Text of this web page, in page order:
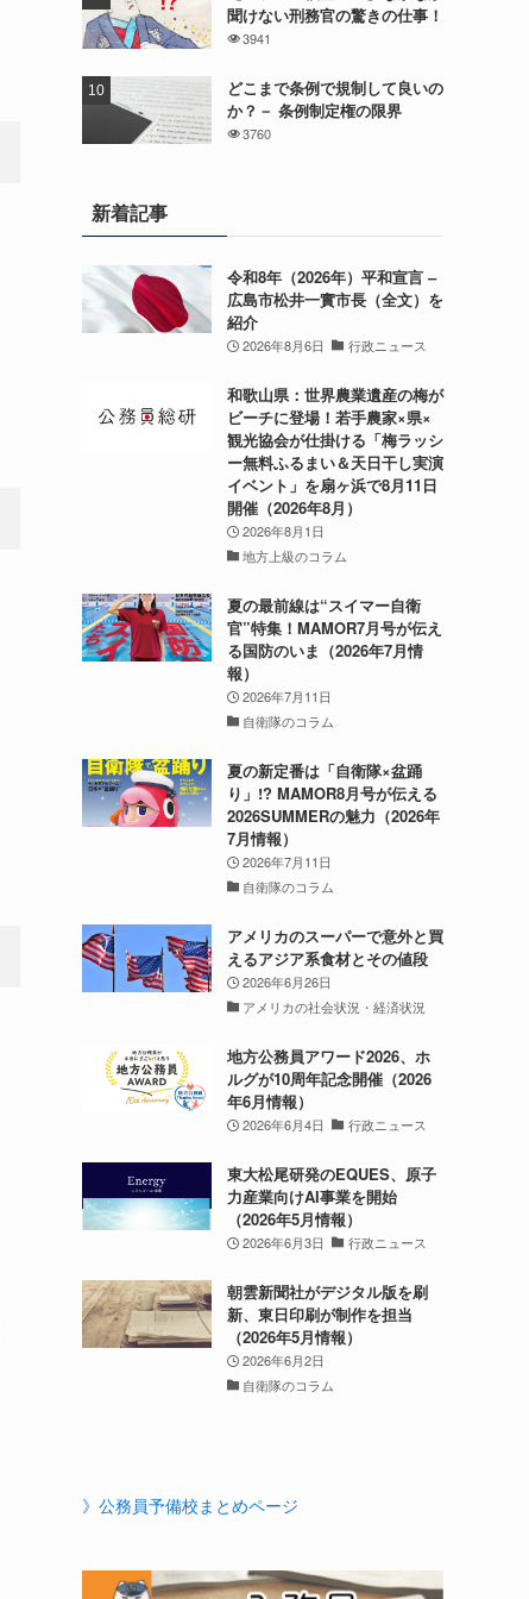
聞けない刑務官の驚きの仕事！
3941
どこまで条例で規制して良いの
か？－ 条例制定権の限界
3760
新着記事
令和8年（2026年）平和宣言 –
広島市松井一實市長（全文）を
紹介
2026年8月6日 行政ニュース
和歌山県：世界農業遺産の梅が
ビーチに登場！若手農家×県×
観光協会が仕掛ける「梅ラッシ
ー無料ふるまい＆天日干し実演
イベント」を扇ヶ浜で8月11日
開催（2026年8月）
2026年8月1日
地方上級のコラム
夏の最前線は“スイマー自衛
官”特集！MAMOR7月号が伝え
る国防のいま（2026年7月情
報）
2026年7月11日
自衛隊のコラム
夏の新定番は「自衛隊×盆踊
り」!? MAMOR8月号が伝える
2026SUMMERの魅力（2026年
7月情報）
2026年7月11日
自衛隊のコラム
アメリカのスーパーで意外と買
えるアジア系食材とその値段
2026年6月26日
アメリカの社会状況・経済状況
地方公務員アワード2026、ホ
ルグが10周年記念開催（2026
年6月情報）
2026年6月4日 行政ニュース
東大松尾研発のEQUES、原子
力産業向けAI事業を開始
（2026年5月情報）
2026年6月3日 行政ニュース
朝雲新聞社がデジタル版を刷
新、東日印刷が制作を担当
（2026年5月情報）
2026年6月2日
自衛隊のコラム
》公務員予備校まとめページ